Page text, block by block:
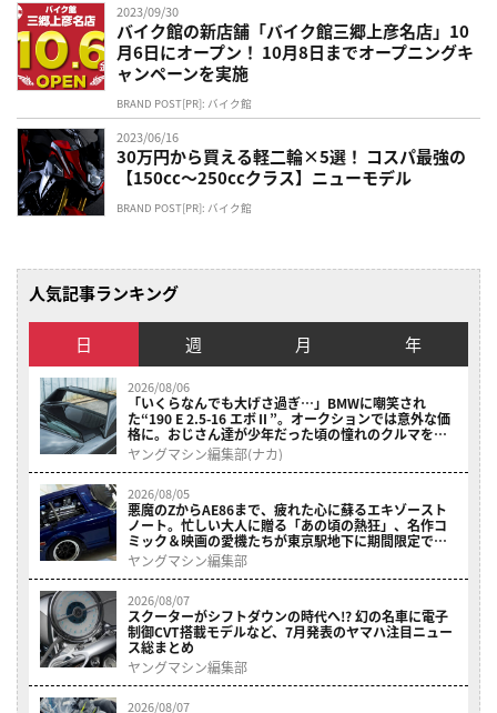
2023/09/30
バイク館の新店舗「バイク館三郷上彦名店」10
月6日にオープン！ 10月8日までオープニングキ
ャンペーンを実施
BRAND POST[PR]: バイク館
2023/06/16
30万円から買える軽二輪×5選！ コスパ最強の
【150cc〜250ccクラス】ニューモデル
BRAND POST[PR]: バイク館
人気記事ランキング
日 週 月 年
2026/08/06
「いくらなんでも大げさ過ぎ…」BMWに嘲笑され
た“190 E 2.5-16 エボⅡ”。オークションでは意外な価
格に。おじさん達が少年だった頃の憧れのクルマを深
堀り
ヤングマシン編集部(ナカ)
2026/08/05
悪魔のZからAE86まで、疲れた心に蘇るエキゾースト
ノート。忙しい大人に贈る「あの頃の熱狂」、名作コ
ミック＆映画の愛機たちが東京駅地下に期間限定で集
結！
ヤングマシン編集部
2026/08/07
スクーターがシフトダウンの時代へ!? 幻の名車に電子
制御CVT搭載モデルなど、7月発表のヤマハ注目ニュー
ス総まとめ
ヤングマシン編集部
2026/08/07